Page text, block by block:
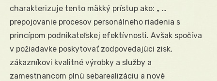
charakterizuje tento mäkký prístup ako: „ …
prepojovanie procesov personálneho riadenia s
princípom podnikateľskej efektívnosti. Avšak spočíva
v požiadavke poskytovať zodpovedajúci zisk,
zákazníkovi kvalitné výrobky a služby a
zamestnancom plnú sebarealizáciu a nové